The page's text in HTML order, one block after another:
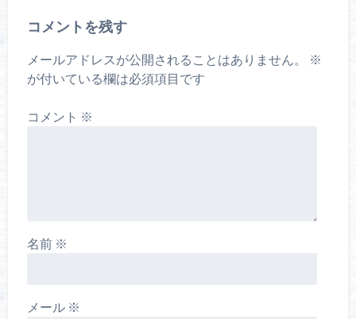
コメントを残す
メールアドレスが公開されることはありません。
※
が付いている欄は必須項目です
コメント ※
名前 ※
メール ※